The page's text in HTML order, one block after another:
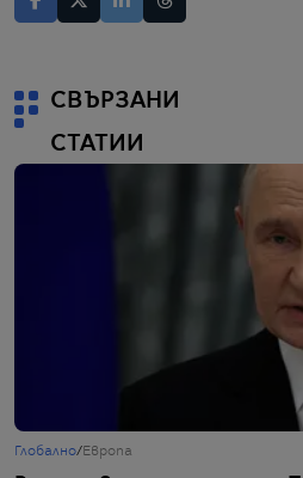
СВЪРЗАНИ
СТАТИИ
Глобално/ Европа